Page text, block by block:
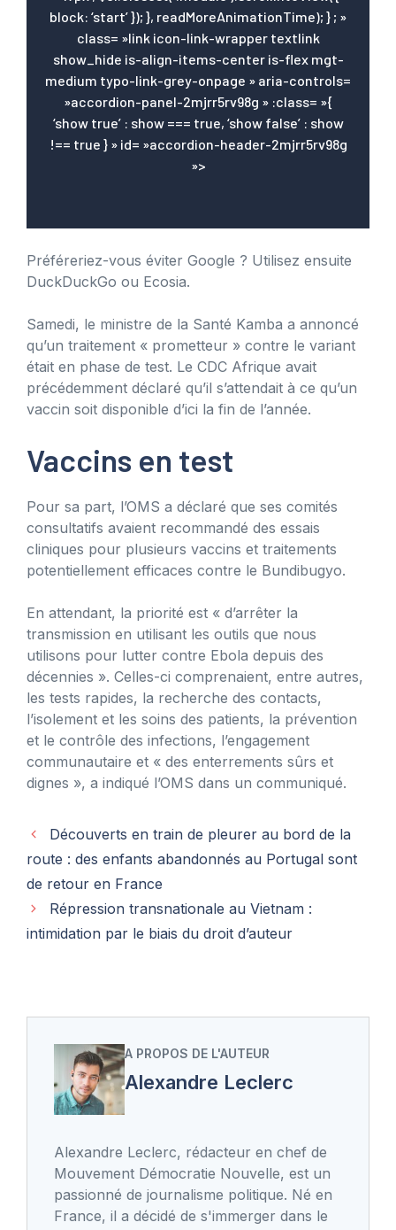
block: ‘start’ }); }, readMoreAnimationTime); } ; »
class= »link icon-link-wrapper textlink
show_hide is-align-items-center is-flex mgt-
medium typo-link-grey-onpage » aria-controls=
»accordion-panel-2mjrr5rv98g » :class= »{
‘show true’ : show === true, ‘show false’ : show
!== true } » id= »accordion-header-2mjrr5rv98g
»>
Préféreriez-vous éviter Google ? Utilisez ensuite
DuckDuckGo ou Ecosia.
Samedi, le ministre de la Santé Kamba a annoncé
qu’un traitement « prometteur » contre le variant
était en phase de test. Le CDC Afrique avait
précédemment déclaré qu’il s’attendait à ce qu’un
vaccin soit disponible d’ici la fin de l’année.
Vaccins en test
Pour sa part, l’OMS a déclaré que ses comités
consultatifs avaient recommandé des essais
cliniques pour plusieurs vaccins et traitements
potentiellement efficaces contre le Bundibugyo.
En attendant, la priorité est « d’arrêter la
transmission en utilisant les outils que nous
utilisons pour lutter contre Ebola depuis des
décennies ». Celles-ci comprenaient, entre autres,
les tests rapides, la recherche des contacts,
l’isolement et les soins des patients, la prévention
et le contrôle des infections, l’engagement
communautaire et « des enterrements sûrs et
dignes », a indiqué l’OMS dans un communiqué.
Découverts en train de pleurer au bord de la
route : des enfants abandonnés au Portugal sont
de retour en France
Répression transnationale au Vietnam :
intimidation par le biais du droit d’auteur
A PROPOS DE L'AUTEUR
Alexandre Leclerc
Alexandre Leclerc, rédacteur en chef de
Mouvement Démocratie Nouvelle, est un
passionné de journalisme politique. Né en
France, il a décidé de s'immerger dans le